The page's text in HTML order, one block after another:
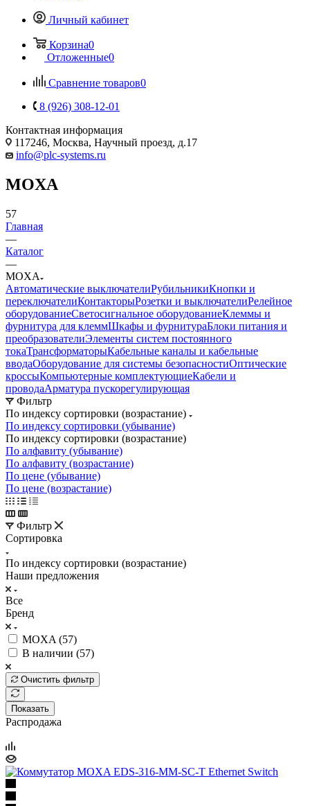
Личный кабинет
Корзина0
Отложенные0
Сравнение товаров0
8 (926) 308-12-01
Контактная информация
117246, Москва, Научный проезд, д.17
info@plc-systems.ru
MOXA
57
Главная
—
Каталог
—
MOXA
Автоматические выключателиРубильникиКнопки и
переключателиКонтакторыРозетки и выключателиРелейное
оборудованиеСветосигнальное оборудованиеКлеммы и
фурнитура для клеммШкафы и фурнитураБлоки питания и
преобразователиЭлементы систем постоянного
токаТрансформаторыКабельные каналы и кабельные
вводаОборудование для системы безопасностиОптические
кроссыКомпьютерные комплектующиеКабели и
проводаАрматура пускорегулирующая
Фильтр
По индексу сортировки (возрастание)
По индексу сортировки (убывание)
По индексу сортировки (возрастание)
По алфавиту (убывание)
По алфавиту (возрастание)
По цене (убывание)
По цене (возрастание)
Фильтр
Сортировка
По индексу сортировки (возрастание)
Наши предложения
Все
Бренд
MOXA (57)
В наличии (57)
Очистить фильтр
Показать
Распродажа